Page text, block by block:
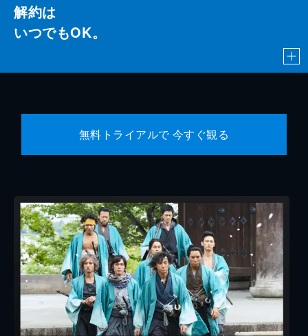
解約は
いつでもOK。
無料トライアルで 今すぐ観る